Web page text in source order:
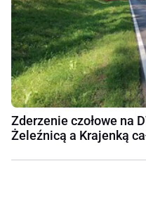
Zderzenie czołowe na
Żeleźnicą a Krajenką